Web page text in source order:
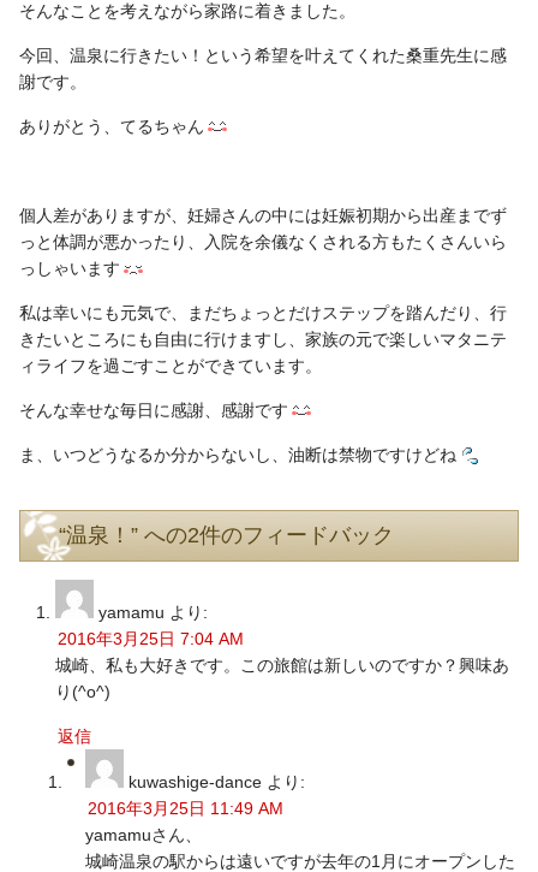
そんなことを考えながら家路に着きました。
今回、温泉に行きたい！という希望を叶えてくれた桑重先生に感
謝です。
ありがとう、てるちゃん
個人差がありますが、妊婦さんの中には妊娠初期から出産までず
っと体調が悪かったり、入院を余儀なくされる方もたくさんいら
っしゃいます
私は幸いにも元気で、まだちょっとだけステップを踏んだり、行
きたいところにも自由に行けますし、家族の元で楽しいマタニテ
ィライフを過ごすことができています。
そんな幸せな毎日に感謝、感謝です
ま、いつどうなるか分からないし、油断は禁物ですけどね
“温泉！” への2件のフィードバック
yamamu より:
2016年3月25日 7:04 AM
城崎、私も大好きです。この旅館は新しいのですか？興味あ
り(^o^)
返信
kuwashige-dance より:
2016年3月25日 11:49 AM
yamamuさん、
城崎温泉の駅からは遠いですが去年の1月にオープンした